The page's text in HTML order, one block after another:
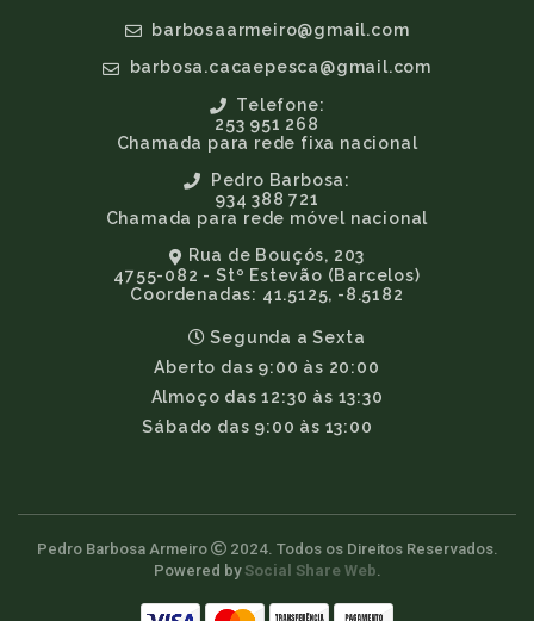
barbosaarmeiro@gmail.com
barbosa.cacaepesca@gmail.com
Telefone:
253 951 268
Chamada para rede fixa nacional
Pedro Barbosa:
934 388 721
Chamada para rede móvel nacional
Rua de Bouçós, 203
4755-082 - Stº Estevão (Barcelos)
Coordenadas: 41.5125, -8.5182
Segunda a Sexta
Aberto das 9:00 às 20:00
Almoço das 12:30 às 13:30
Sábado das 9:00 às 13:00
Pedro Barbosa Armeiro
2024. Todos os Direitos Reservados.
Powered by Social Share Web